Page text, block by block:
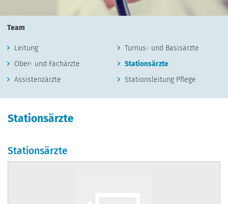
Team
Leitung
Ober- und Fachärzte
Assistenzärzte
Turnus- und Basisärzte
Stationsärzte
Stationsleitung Pflege
Stationsärzte
Stationsärzte